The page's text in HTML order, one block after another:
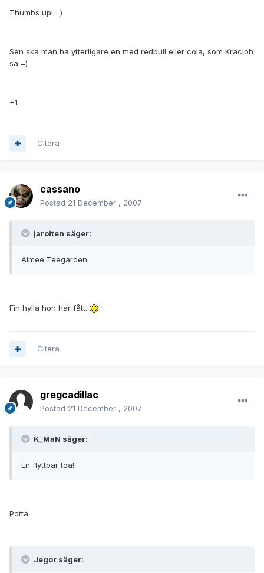
Thumbs up! =)
Sen ska man ha ytterligare en med redbull eller cola, som Kraclob
sa =)
+1
Citera
cassano
Postad 21 December , 2007
jaroiten säger:
Aimee Teegarden
Fin hylla hon har fått.
Citera
gregcadillac
Postad 21 December , 2007
K_MaN säger:
En flyttbar toa!
Potta
Jegor säger: